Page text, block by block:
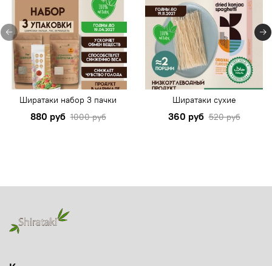
Ширатаки набор 3 пачки
880 руб 1000 руб
Ширатаки сухие
360 руб 520 руб